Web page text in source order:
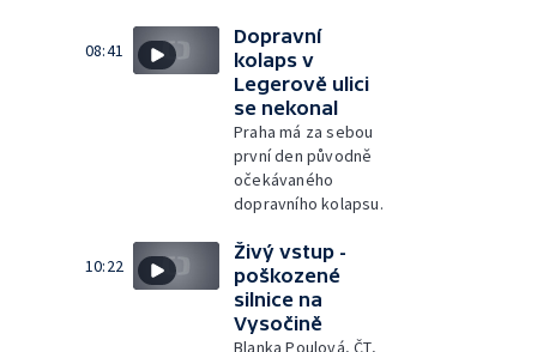
08:41
Dopravní
kolaps v
Legerově ulici
se nekonal
Praha má za sebou
první den původně
očekávaného
dopravního kolapsu.
10:22
Živý vstup -
poškozené
silnice na
Vysočině
Blanka Poulová, ČT,